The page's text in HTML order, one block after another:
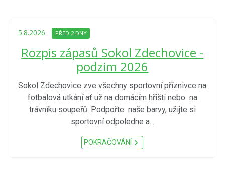
5.8.2026 PŘED 2 DNY
Rozpis zápasů Sokol Zdechovice -
podzim 2026
Sokol Zdechovice zve všechny sportovní příznivce na
fotbalová utkání ať už na domácím hřišti nebo na
trávníku soupeřů. Podpořte naše barvy, užijte si
sportovní odpoledne a...
POKRAČOVÁNÍ